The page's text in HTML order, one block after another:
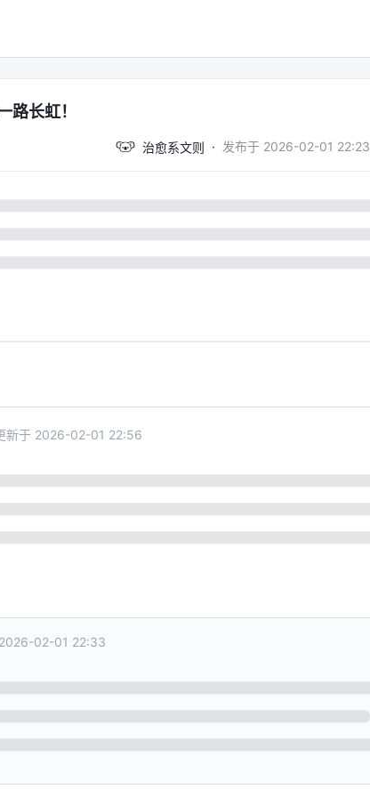
长虹！
治愈系文则 · 发布于 2026-02-01 22:23
新于 2026-02-01 22:56
2026-02-01 22:33